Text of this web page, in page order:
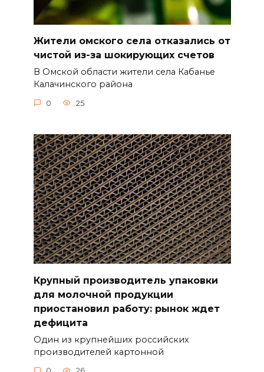
Жители омского села отказались от
чистой из-за шокирующих счетов
В Омской области жители села Кабанье
Калачинского района
0 25
Крупный производитель упаковки
для молочной продукции
приостановил работу: рынок ждет
дефицита
Один из крупнейших российских
производителей картонной